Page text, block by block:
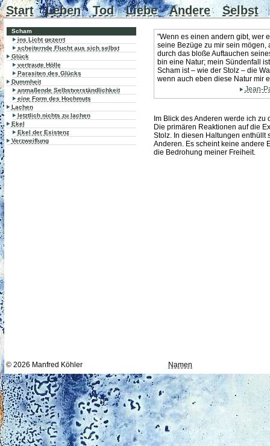
Start Leben Tod Liebe Andere Selbst
Scham
ins Licht gezerrt
scheiternde Flucht aus sich selbst
Glück
vertraute Hölle
Parasiten des Glücks
Dummheit
anmaßende Selbstverständlichkeit
eine Form des Hochmuts
Lachen
letztlich nichts zu lachen
Ekel
Ekel der Existenz
Verzweiflung
"Wenn es einen andern gibt, wer
seine Bezüge zu mir sein mögen,
durch das bloße Auftauchen
bin eine Natur; mein Sündenfall
Scham ist – wie der Stolz – die
wenn auch eben diese Natur mir
Jean-
Im Blick des Anderen werde ich
Die primären Reaktionen auf die
Stolz. In diesen Haltungen enthüllt
Anderen. Es scheint keine andere
die Bedrohung meiner Freiheit.